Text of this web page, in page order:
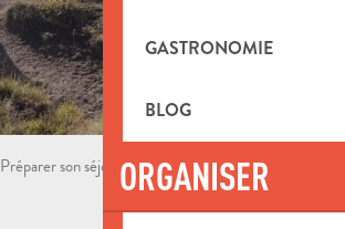
GASTRONOMIE
BLOG
ORGANISER
Préparer son séjour Agenda & Idées sorties